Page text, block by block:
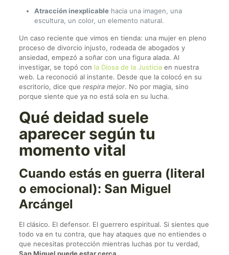
Atracción inexplicablehacia una imagen, una
escultura, un color, un elemento natural.
Un caso reciente que vimos en tienda: una mujer en pleno
proceso de divorcio injusto, rodeada de abogados y
ansiedad, empezó a soñar con una figura alada. Al
investigar, se topó con la Diosa de la Justiciaen nuestra
web. La reconoció al instante. Desde que la colocó en su
escritorio, dice que respira mejor. No por magia, sino
porque siente que ya no está sola en su lucha.
Qué deidad suele
aparecer según tu
momento vital
Cuando estás en guerra (literal
o emocional): San Miguel
Arcángel
El clásico. El defensor. El guerrero espiritual. Si sientes que
todo va en tu contra, que hay ataques que no entiendes o
que necesitas protección mientras luchas por tu verdad,